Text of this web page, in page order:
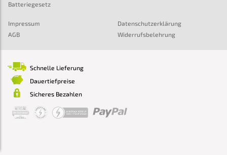
Batteriegesetz
Impressum
AGB
Datenschutzerklärung
Widerrufsbelehrung
Schnelle Lieferung
Dauertiefpreise
Sicheres Bezahlen